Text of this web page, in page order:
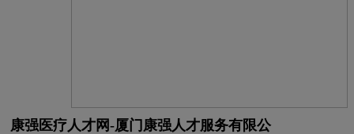
康强医疗人才网-厦门康强人才服务有限公